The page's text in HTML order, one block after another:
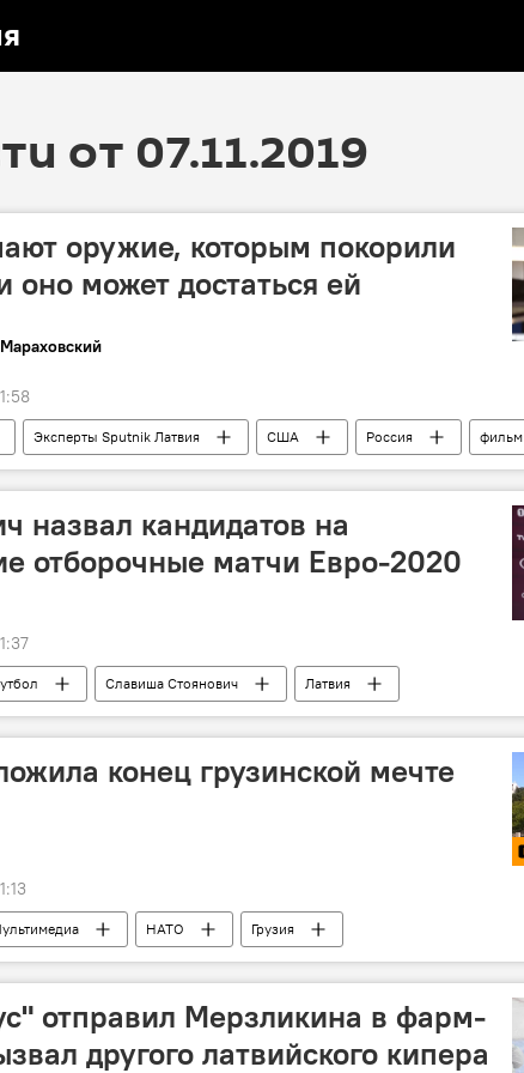
от 07.11.2019
оружие, которым покорили
оно может достаться ей
Эксперты Sputnik Латвия США Россия фильм
назвал кандидатов на
отборочные матчи Евро-2020
Славиша Стоянович Латвия
конец грузинской мечте
НАТО Грузия
отправил Мерзликина в фарм-
другого латвийского кипера